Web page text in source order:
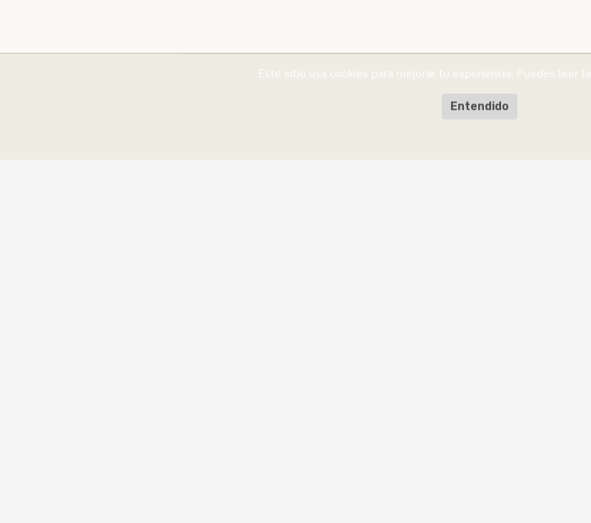
Este sitio usa cookies para mejorar tu experiencia. Puedes leer la
Entendido